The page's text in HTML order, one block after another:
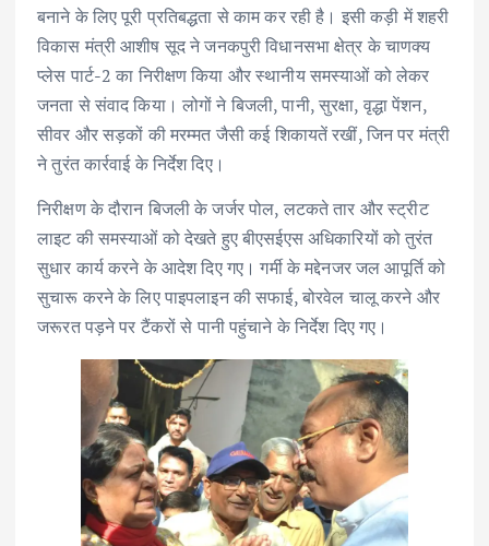
बनाने के लिए पूरी प्रतिबद्धता से काम कर रही है। इसी कड़ी में शहरी
विकास मंत्री आशीष सूद ने जनकपुरी विधानसभा क्षेत्र के चाणक्य
प्लेस पार्ट-2 का निरीक्षण किया और स्थानीय समस्याओं को लेकर
जनता से संवाद किया। लोगों ने बिजली, पानी, सुरक्षा, वृद्धा पेंशन,
सीवर और सड़कों की मरम्मत जैसी कई शिकायतें रखीं, जिन पर मंत्री
ने तुरंत कार्रवाई के निर्देश दिए।
निरीक्षण के दौरान बिजली के जर्जर पोल, लटकते तार और स्ट्रीट
लाइट की समस्याओं को देखते हुए बीएसईएस अधिकारियों को तुरंत
सुधार कार्य करने के आदेश दिए गए। गर्मी के मद्देनजर जल आपूर्ति को
सुचारू करने के लिए पाइपलाइन की सफाई, बोरवेल चालू करने और
जरूरत पड़ने पर टैंकरों से पानी पहुंचाने के निर्देश दिए गए।